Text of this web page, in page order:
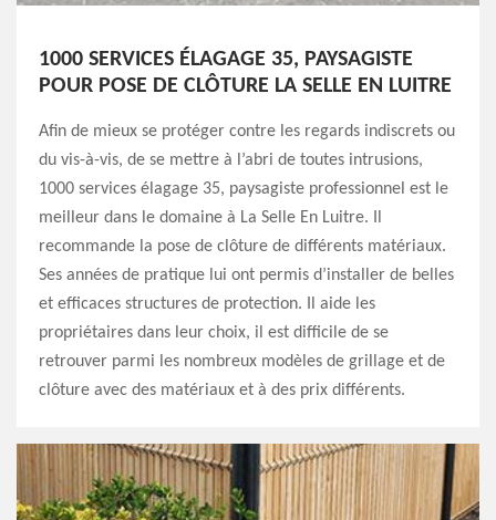
1000 SERVICES ÉLAGAGE 35, PAYSAGISTE
POUR POSE DE CLÔTURE LA SELLE EN LUITRE
Afin de mieux se protéger contre les regards indiscrets ou
du vis-à-vis, de se mettre à l’abri de toutes intrusions,
1000 services élagage 35, paysagiste professionnel est le
meilleur dans le domaine à La Selle En Luitre. Il
recommande la pose de clôture de différents matériaux.
Ses années de pratique lui ont permis d’installer de belles
et efficaces structures de protection. Il aide les
propriétaires dans leur choix, il est difficile de se
retrouver parmi les nombreux modèles de grillage et de
clôture avec des matériaux et à des prix différents.